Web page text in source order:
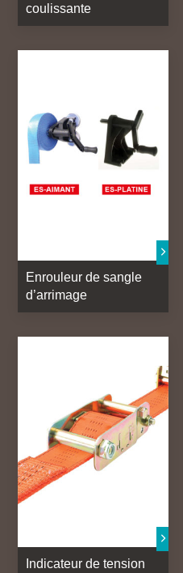
coulissante
Enrouleur de sangle
d’arrimage
Indicateur de tension